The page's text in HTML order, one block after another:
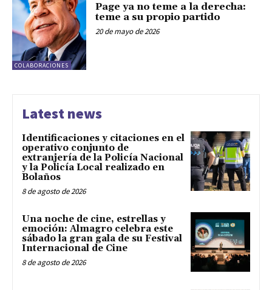
COLABORACIONES
Page ya no teme a la derecha:
teme a su propio partido
20 de mayo de 2026
Latest news
Identificaciones y citaciones en el
operativo conjunto de
extranjería de la Policía Nacional
y la Policía Local realizado en
Bolaños
8 de agosto de 2026
Una noche de cine, estrellas y
emoción: Almagro celebra este
sábado la gran gala de su Festival
Internacional de Cine
8 de agosto de 2026